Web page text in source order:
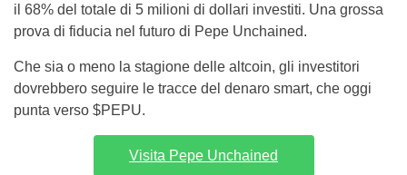
il 68% del totale di 5 milioni di dollari investiti. Una grossa
prova di fiducia nel futuro di Pepe Unchained.
Che sia o meno la stagione delle altcoin, gli investitori
dovrebbero seguire le tracce del denaro smart, che oggi
punta verso $PEPU.
Visita Pepe Unchained